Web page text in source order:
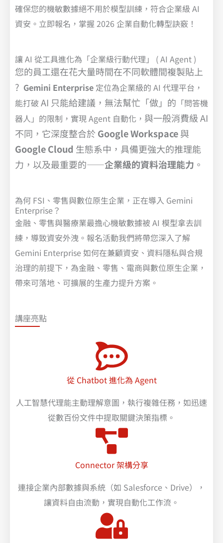
確保您的機敏數據絕不用於模型訓練，符合企業級 AI
資安。立即報名，掌握 2026 企業自動化轉型訣竅！
讓 AI 從工具進化為「企業級行動代理」 ( AI Agent )
您的員工還在花大量時間在不同軟體間複製貼上
? Gemini Enterprise 定位為企業級的 AI 代理平台，
能打破 AI 只能給建議，無法幫忙「做」的 「問答機
器人」的限制，實現 Agent 自動化， 與一般消費級 AI
不同，它深度整合於 Google Workspace與
Google Cloud 生態系中，具備更強大的推理能
力，以及最重要的——企業級的資料治理能力 。
為何 FSI、零售與數位原生企業，正在導入 Gemini
Enterprise？
金融、零售與醫療業最擔心機敏數據被 AI 模型拿去訓
練，導致資安外洩。報名活動我們將帶您深入了解
Gemini Enterprise 如何在兼顧資安、資料隱私與合規
治理的前提下，為金融、零售、電商與數位原生企業，
帶來可落地、可擴展的生產力提升方案。
講座亮點
從 Chatbot 進化為 Agent
人工智慧代理能主動理解意圖，執行複雜任務，如迅速
從數百份文件中提取關鍵決策指標。
Connector 架構分享
連接企業內部數據與系統（如 Salesforce、Drive），
讓資料自由流動，實現自動化工作流。